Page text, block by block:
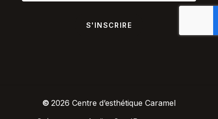
© 2026 Centre d’esthétique Caramel